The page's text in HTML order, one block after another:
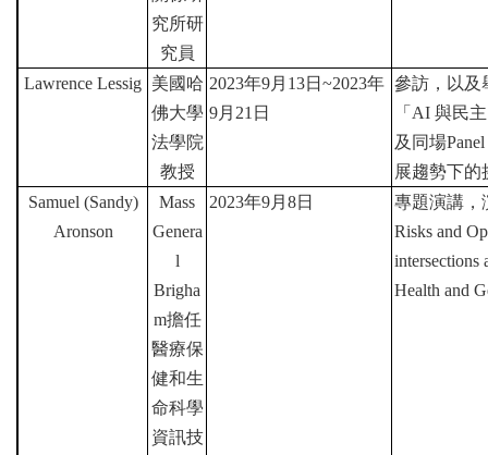
究所研
究員
Lawrence Lessig 美國哈
佛大學
法學院
教授
2023年9月 13日 ~2023年
9月 21 日
參訪，以及
「 AI 與民
及同場
展趨勢下的
Samuel (Sandy)
Aronson
Mass
Genera
l
Brigha
m擔任
醫療保
健和生
命科學
資訊技
2023年9月 8日
專題演講，
Risks and
intersections
Health and